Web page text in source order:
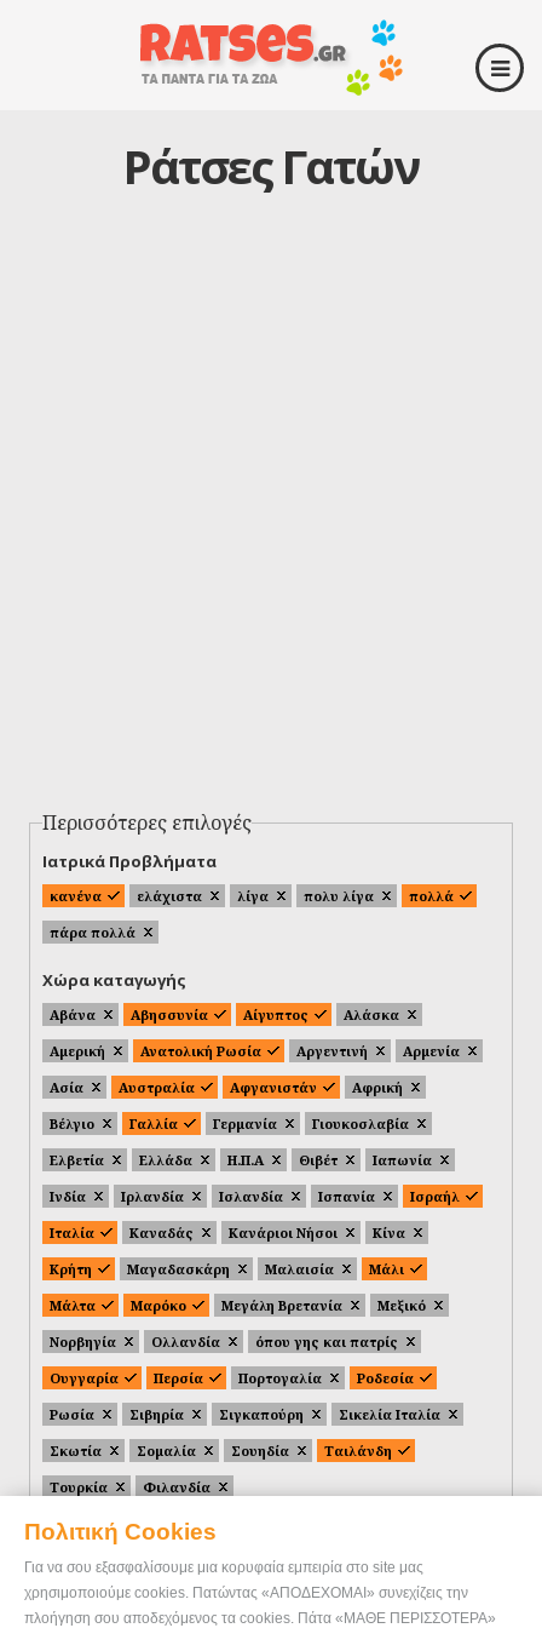
Πολιτική Cookies
Για να σου εξασφαλίσουμε μια κορυφαία εμπειρία στο site μας
χρησιμοποιούμε cookies. Πατώντας «ΑΠΟΔΕΧΟΜΑΙ» συνεχίζεις την
πλοήγηση σου αποδεχόμενος τα cookies. Πάτα «ΜΑΘΕ ΠΕΡΙΣΣΟΤΕΡΑ»
Ράτσες Γατών
Περισσότερες επιλογές
Ιατρικά Προβλήματα
κανένα ελάχιστα λίγα πολυ λίγα
πολλά
πάρα πολλά
Χώρα καταγωγής
Αβάνα Αβησσυνία Αίγυπτος
Αλάσκα
Αμερική
Ανατολική Ρωσία Αργεντινή
Αρμενία
Ασία
Αυστραλία Αφγανιστάν
Αφρική
Βέλγιο
Γαλλία Γερμανία
Γιουκοσλαβία
Ελβετία
Ελλάδα Η.Π.Α Θιβέτ
Ιαπωνία
Ινδία
Ιρλανδία Ισλανδία Ισπανία
Ισραήλ
Ιταλία
Καναδάς Κανάριοι Νήσοι
Κίνα
Κρήτη
Μαγαδασκάρη Μαλαισία
Μάλι
Μάλτα
Μαρόκο Μεγάλη Βρετανία
Μεξικό
Νορβηγία
Ολλανδία
όπου γης και πατρίς
Ουγγαρία
Περσία Πορτογαλία
Ροδεσία
Ρωσία
Σιβηρία Σιγκαπούρη
Σικελία Ιταλία
Σκωτία
Σομαλία Σουηδία
Ταιλάνδη
Τουρκία
Φιλανδία